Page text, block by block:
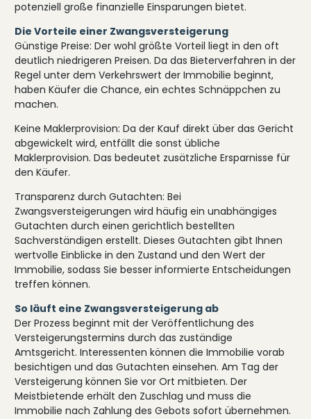
potenziell große finanzielle Einsparungen bietet.
Die Vorteile einer Zwangsversteigerung
Günstige Preise: Der wohl größte Vorteil liegt in den oft
deutlich niedrigeren Preisen. Da das Bieterverfahren in der
Regel unter dem Verkehrswert der Immobilie beginnt,
haben Käufer die Chance, ein echtes Schnäppchen zu
machen.
Keine Maklerprovision: Da der Kauf direkt über das Gericht
abgewickelt wird, entfällt die sonst übliche
Maklerprovision. Das bedeutet zusätzliche Ersparnisse für
den Käufer.
Transparenz durch Gutachten: Bei
Zwangsversteigerungen wird häufig ein unabhängiges
Gutachten durch einen gerichtlich bestellten
Sachverständigen erstellt. Dieses Gutachten gibt Ihnen
wertvolle Einblicke in den Zustand und den Wert der
Immobilie, sodass Sie besser informierte Entscheidungen
treffen können.
So läuft eine Zwangsversteigerung ab
Der Prozess beginnt mit der Veröffentlichung des
Versteigerungstermins durch das zuständige
Amtsgericht. Interessenten können die Immobilie vorab
besichtigen und das Gutachten einsehen. Am Tag der
Versteigerung können Sie vor Ort mitbieten. Der
Meistbietende erhält den Zuschlag und muss die
Immobilie nach Zahlung des Gebots sofort übernehmen.